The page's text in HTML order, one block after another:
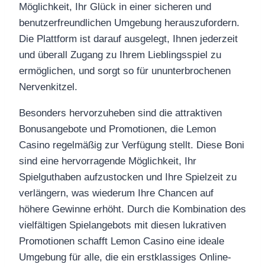
Möglichkeit, Ihr Glück in einer sicheren und
benutzerfreundlichen Umgebung herauszufordern.
Die Plattform ist darauf ausgelegt, Ihnen jederzeit
und überall Zugang zu Ihrem Lieblingsspiel zu
ermöglichen, und sorgt so für ununterbrochenen
Nervenkitzel.
Besonders hervorzuheben sind die attraktiven
Bonusangebote und Promotionen, die Lemon
Casino regelmäßig zur Verfügung stellt. Diese Boni
sind eine hervorragende Möglichkeit, Ihr
Spielguthaben aufzustocken und Ihre Spielzeit zu
verlängern, was wiederum Ihre Chancen auf
höhere Gewinne erhöht. Durch die Kombination des
vielfältigen Spielangebots mit diesen lukrativen
Promotionen schafft Lemon Casino eine ideale
Umgebung für alle, die ein erstklassiges Online-